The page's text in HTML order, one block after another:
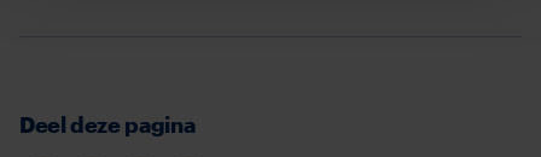
Deel deze pagina